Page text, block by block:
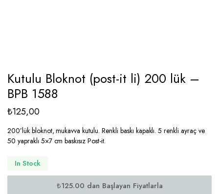
Kutulu Bloknot (post-it li) 200 lük –
BPB 1588
₺125,00
200’lük bloknot, mukavva kutulu. Renkli baskı kapaklı. 5 renkli ayraç ve
50 yapraklı 5×7 cm baskısız Post-it.
In Stock